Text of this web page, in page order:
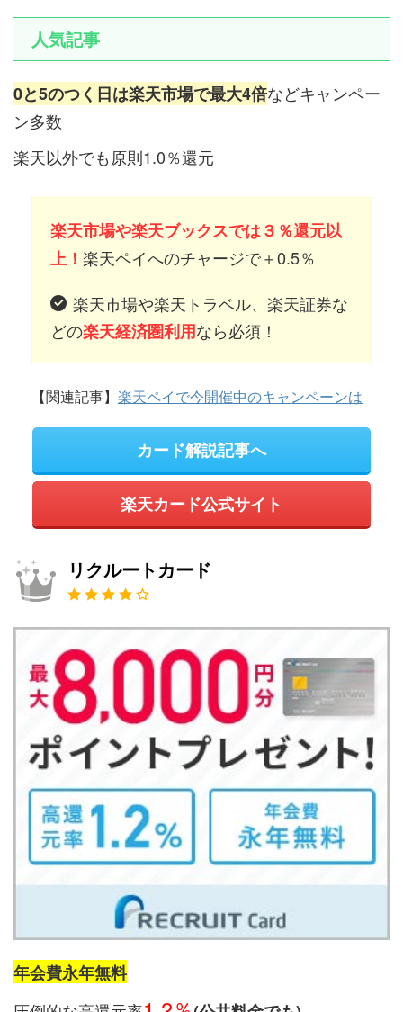
人気記事
0と5のつく日は楽天市場で最大4倍などキャンペー
ン多数
楽天以外でも原則1.0％還元
楽天市場や楽天ブックスでは３％還元以
上！ 楽天ペイへのチャージで＋0.5％
楽天市場や楽天トラベル、楽天証券な
どの楽天経済圏利用なら必須！
【関連記事】 楽天ペイで今開催中のキャンペーンは
カード解説記事へ
楽天カード公式サイト
リクルートカード
年会費永年無料